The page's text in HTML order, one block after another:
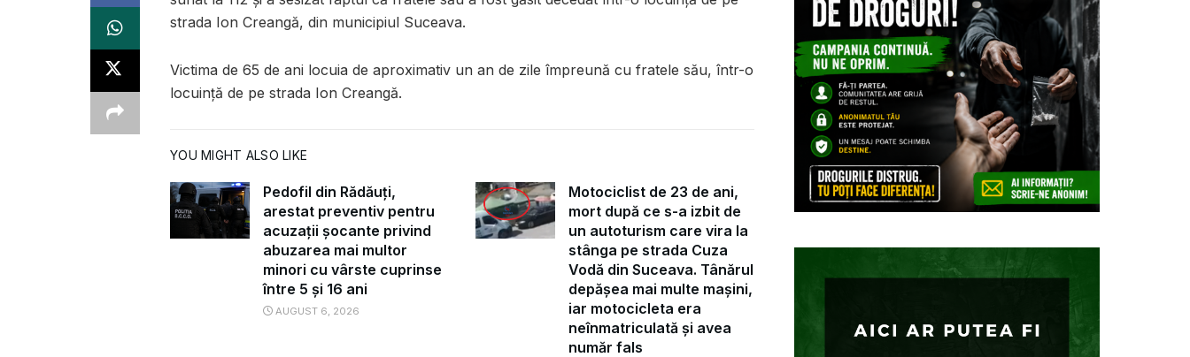
strada Ion Creangă, din municipiul Suceava.
Victima de 65 de ani locuia de aproximativ un an de zile împreună cu fratele său, într-o
locuință de pe strada Ion Creangă.
YOU MIGHT ALSO LIKE
Pedofil din Rădăuți,
arestat preventiv pentru
acuzații șocante privind
abuzarea mai multor
minori cu vârste cuprinse
între 5 și 16 ani
AUGUST 6, 2026
Motociclist de 23 de ani,
mort după ce s-a izbit de
un autoturism care vira la
stânga pe strada Cuza
Vodă din Suceava. Tânărul
depășea mai multe mașini,
iar motocicleta era
neînmatriculată și avea
număr fals